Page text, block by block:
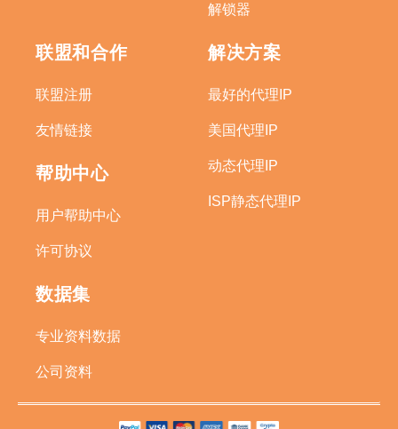
解锁器
联盟和合作
联盟注册
友情链接
帮助中心
用户帮助中心
许可协议
数据集
专业资料数据
公司资料
解决方案
最好的代理IP
美国代理IP
动态代理IP
ISP静态代理IP